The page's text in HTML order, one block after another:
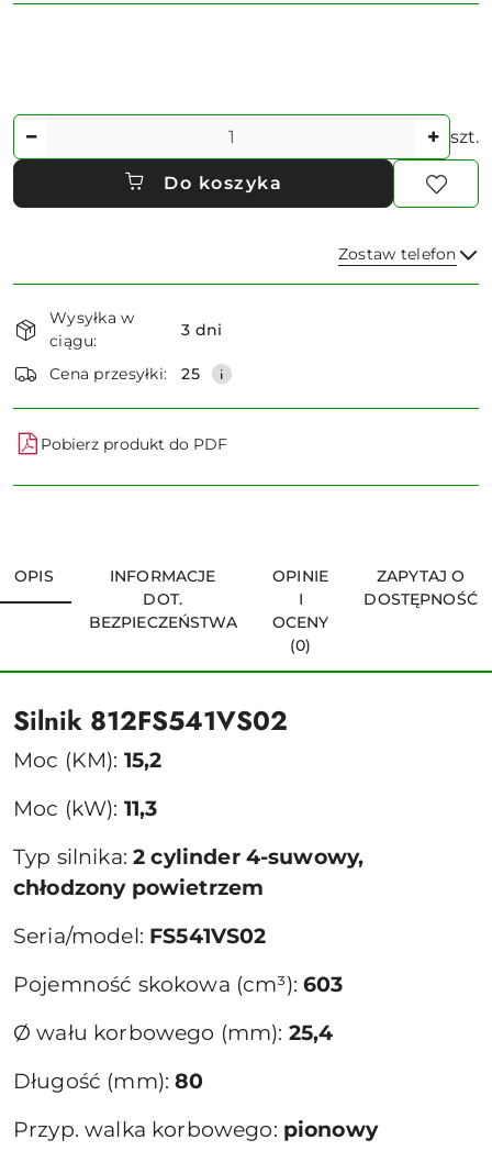
Ilość szt.
Do koszyka
Zostaw telefon
i
dostawa
Wysyłka w
ciągu:
3 dni
Cena przesyłki: 25
Pobierz produkt do PDF
OPIS
INFORMACJE
DOT.
BEZPIECZEŃSTWA
OPINIE
I
OCENY
(0)
ZAPYTAJ O
DOSTĘPNOŚĆ
Silnik 812FS541VS02
Moc (KM): 15,2
Moc (kW): 11,3
Typ silnika:2 cylinder 4-suwowy,
chłodzony powietrzem
Seria/model: FS541VS02
Pojemność skokowa (cm³): 603
Ø wału korbowego (mm): 25,4
Długość (mm):80
Przyp. walka korbowego: pionowy